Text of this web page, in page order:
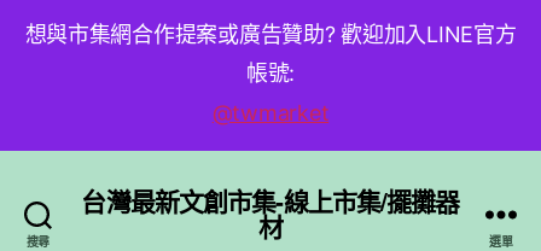
想與市集網合作提案或廣告贊助? 歡迎加入LINE官方
帳號:
@twmarket
搜尋
台灣最新文創市集-線上市集/擺攤器
材 選單